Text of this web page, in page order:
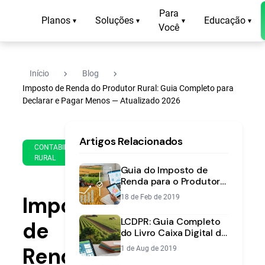
Planos ▾ Soluções ▾
Para
Você
▾ Educação ▾
Início navigate_next Blog navigate_next
Imposto de Renda do Produtor Rural: Guia Completo para
Declarar e Pagar Menos — Atualizado 2026
CONTABILIDADE
RURAL
de
de
2024
min
leitura
Imposto
de
Renda
Artigos Relacionados
Guia do Imposto de
Renda para o Produtor
Rural: IRPF e IRPJ Sem
Complicação —
Atualizado 2026
18 de Feb de 2019
LCDPR: Guia Completo
do Livro Caixa Digital do
Produtor Rural
1 de Aug de 2019